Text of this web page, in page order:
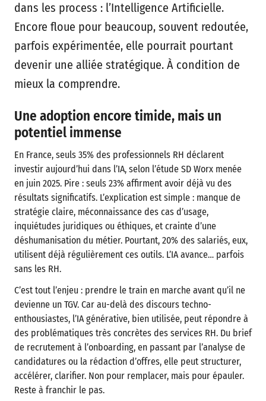
dans les process : l’Intelligence Artificielle.
Encore floue pour beaucoup, souvent redoutée,
parfois expérimentée, elle pourrait pourtant
devenir une alliée stratégique. À condition de
mieux la comprendre.
Une adoption encore timide, mais un
potentiel immense
En France, seuls 35% des professionnels RH déclarent
investir aujourd’hui dans l’IA, selon l’étude SD Worx menée
en juin 2025. Pire : seuls 23% affirment avoir déjà vu des
résultats significatifs. L’explication est simple : manque de
stratégie claire, méconnaissance des cas d’usage,
inquiétudes juridiques ou éthiques, et crainte d’une
déshumanisation du métier. Pourtant, 20% des salariés, eux,
utilisent déjà régulièrement ces outils. L’IA avance… parfois
sans les RH.
C’est tout l’enjeu : prendre le train en marche avant qu’il ne
devienne un TGV. Car au-delà des discours techno-
enthousiastes, l’IA générative, bien utilisée, peut répondre à
des problématiques très concrètes des services RH. Du brief
de recrutement à l’onboarding, en passant par l’analyse de
candidatures ou la rédaction d’offres, elle peut structurer,
accélérer, clarifier. Non pour remplacer, mais pour épauler.
Reste à franchir le pas.